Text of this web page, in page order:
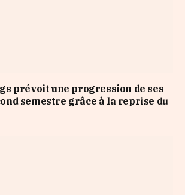
prévoit une progression de ses
semestre grâce à la reprise du